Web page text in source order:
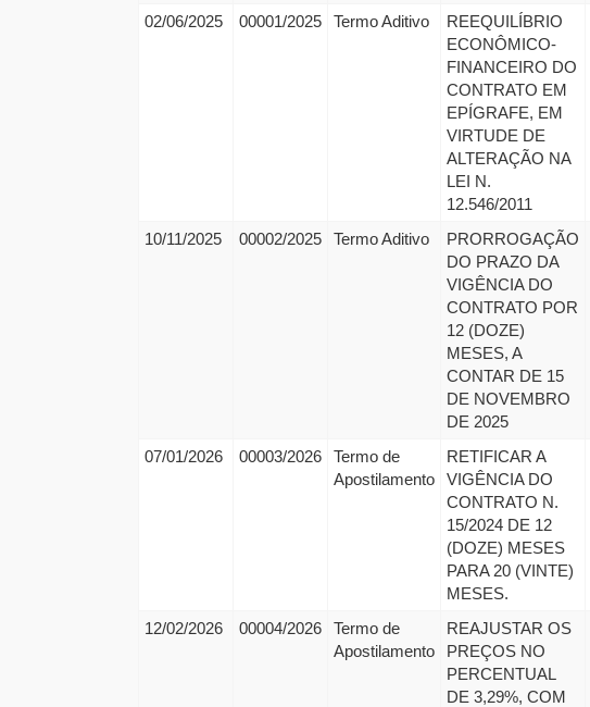
02/06/2025 00001/2025 Termo Aditivo
REEQUILÍBRIO
ECONÔMICO-
FINANCEIRO DO
CONTRATO EM
EPÍGRAFE, EM
VIRTUDE DE
ALTERAÇÃO NA
LEI N.
12.546/2011
10/11/2025 00002/2025 Termo Aditivo
PRORROGAÇÃO
DO PRAZO DA
VIGÊNCIA DO
CONTRATO POR
12 (DOZE)
MESES, A
CONTAR DE 15
DE NOVEMBRO
DE 2025
07/01/2026 00003/2026
Termo de
Apostilamento
RETIFICAR A
VIGÊNCIA DO
CONTRATO N.
15/2024 DE 12
(DOZE) MESES
PARA 20 (VINTE)
MESES.
12/02/2026 00004/2026
Termo de
Apostilamento
REAJUSTAR OS
PREÇOS NO
PERCENTUAL
DE 3,29%, COM